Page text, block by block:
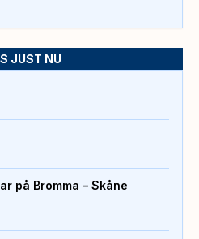
JUST NU
på Bromma – Skåne